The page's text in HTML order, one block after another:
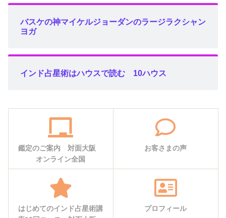
バスケの神マイケルジョーダンのラージラクシャン
ヨガ
インド占星術はハウスで読む 10ハウス
鑑定のご案内 対面大阪
オンライン全国
お客さまの声
はじめてのインド占星術講
プロフィール